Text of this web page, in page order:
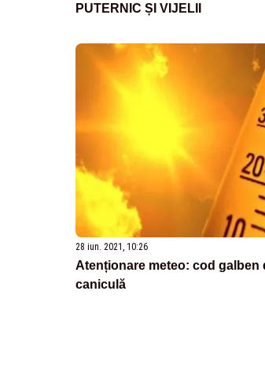
PUTERNIC ȘI VIJELII
28 iun. 2021, 10:26
Atenționare meteo: cod galben
caniculă